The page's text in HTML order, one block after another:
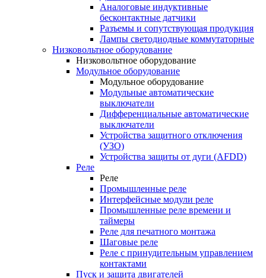
Аналоговые индуктивные
бесконтактные датчики
Разъемы и сопутствующая продукция
Лампы светодиодные коммутаторные
Низковольтное оборудование
Низковольтное оборудование
Модульное оборудование
Модульное оборудование
Модульные автоматические
выключатели
Дифференциальные автоматические
выключатели
Устройства защитного отключения
(УЗО)
Устройства защиты от дуги (AFDD)
Реле
Реле
Промышленные реле
Интерфейсные модули реле
Промышленные реле времени и
таймеры
Реле для печатного монтажа
Шаговые реле
Реле с принудительным управлением
контактами
Пуск и защита двигателей